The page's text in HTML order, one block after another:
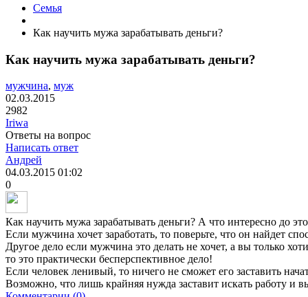
Семья
Как научить мужа зарабатывать деньги?
Как научить мужа зарабатывать деньги?
мужчина, муж
02.03.2015
2982
Iriwa
Ответы на вопрос
Написать ответ
Андрей
04.03.2015 01:02
0
Как научить мужа зарабатывать деньги? А что интересно до
Если мужчина хочет заработать, то поверьте, что он найдет
Другое дело если мужчина это делать не хочет, а вы только
то это практически бесперспективное дело!
Если человек ленивый, то ничего не сможет его заставить
Возможно, что лишь крайняя нужда заставит искать работу и